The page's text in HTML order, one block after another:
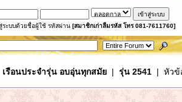
ระบบด้วยชื่อผู้ใช้ รหัสผ่าน [สมาชิกเก่าลืมรหัส โทร 081-7611760]
เรือนประจำรุ่น อบอุ่นทุกสมัย| รุ่น 2541| หัวข้